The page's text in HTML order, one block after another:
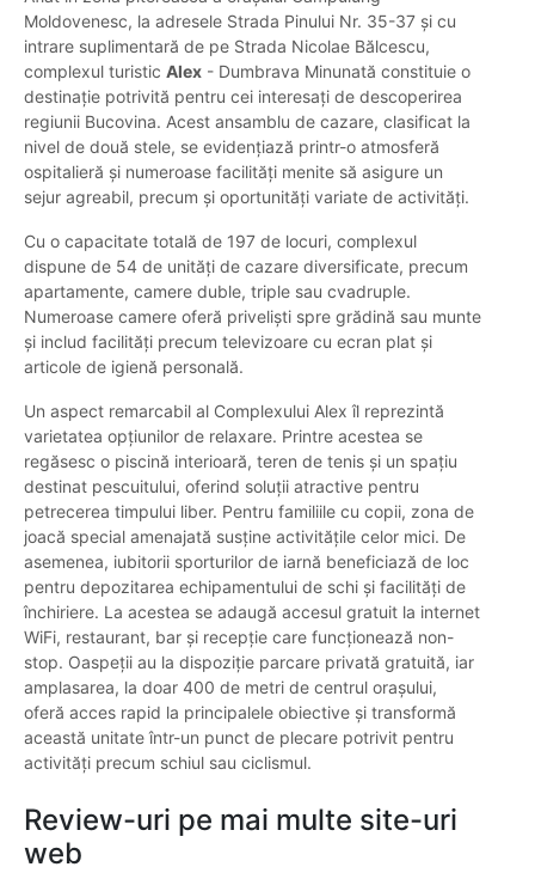
Moldovenesc, la adresele Strada Pinului Nr. 35-37 și cu
intrare suplimentară de pe Strada Nicolae Bălcescu,
complexul turistic Alex - Dumbrava Minunată constituie o
destinație potrivită pentru cei interesați de descoperirea
regiunii Bucovina. Acest ansamblu de cazare, clasificat la
nivel de două stele, se evidențiază printr-o atmosferă
ospitalieră și numeroase facilități menite să asigure un
sejur agreabil, precum și oportunități variate de activități.
Cu o capacitate totală de 197 de locuri, complexul
dispune de 54 de unități de cazare diversificate, precum
apartamente, camere duble, triple sau cvadruple.
Numeroase camere oferă priveliști spre grădină sau munte
și includ facilități precum televizoare cu ecran plat și
articole de igienă personală.
Un aspect remarcabil al Complexului Alex îl reprezintă
varietatea opțiunilor de relaxare. Printre acestea se
regăsesc o piscină interioară, teren de tenis și un spațiu
destinat pescuitului, oferind soluții atractive pentru
petrecerea timpului liber. Pentru familiile cu copii, zona de
joacă special amenajată susține activitățile celor mici. De
asemenea, iubitorii sporturilor de iarnă beneficiază de loc
pentru depozitarea echipamentului de schi și facilități de
închiriere. La acestea se adaugă accesul gratuit la internet
WiFi, restaurant, bar și recepție care funcționează non-
stop. Oaspeții au la dispoziție parcare privată gratuită, iar
amplasarea, la doar 400 de metri de centrul orașului,
oferă acces rapid la principalele obiective și transformă
această unitate într-un punct de plecare potrivit pentru
activități precum schiul sau ciclismul.
Review-uri pe mai multe site-uri
web